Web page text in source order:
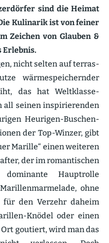
sind die Heimat
Kulinarik ist von feiner
Zeichen von Glauben &
Erlebnis.
nicht selten auf terras­
wärme­spei­chernder
das hat Weltklas­se­
all seinen inspi­rie­renden
Heurigen-Buschen­
der Top-Winzer, gibt
Marille“ einen weiteren
der im roman­ti­schen
Haupt­rolle
ohne
den Verzehr daheim
Knödel oder einen
goutiert, wird man das